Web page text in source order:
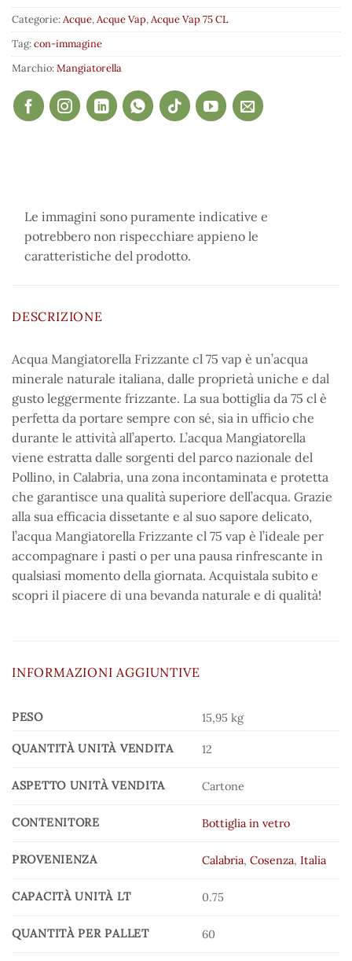
Categorie:Acque,Acque Vap,Acque Vap 75 CL
Tag:con-immagine
Marchio:Mangiatorella
Le immagini sono puramente indicative e
potrebbero non rispecchiare appieno le
caratteristiche del prodotto.
DESCRIZIONE
Acqua Mangiatorella Frizzante cl 75 vap è un’acqua
minerale naturale italiana, dalle proprietà uniche e dal
gusto leggermente frizzante. La sua bottiglia da 75 cl è
perfetta da portare sempre con sé, sia in ufficio che
durante le attività all’aperto. L’acqua Mangiatorella
viene estratta dalle sorgenti del parco nazionale del
Pollino, in Calabria, una zona incontaminata e protetta
che garantisce una qualità superiore dell’acqua. Grazie
alla sua efficacia dissetante e al suo sapore delicato,
l’acqua Mangiatorella Frizzante cl 75 vap è l’ideale per
accompagnare i pasti o per una pausa rinfrescante in
qualsiasi momento della giornata. Acquistala subito e
scopri il piacere di una bevanda naturale e di qualità!
INFORMAZIONI AGGIUNTIVE
PESO 15,95 kg
QUANTITÀ UNITÀ VENDITA 12
ASPETTO UNITÀ VENDITA Cartone
CONTENITORE Bottiglia in vetro
PROVENIENZA Calabria,Cosenza,Italia
CAPACITÀ UNITÀ LT 0.75
QUANTITÀ PER PALLET 60